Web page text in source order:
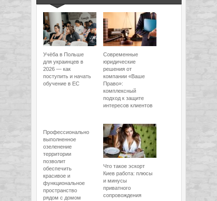
Учёба в Польше
для украинцев в
2026 — как
поступить и начать
обучение в ЕС
Современные
юридические
решения от
компании «Ваше
Право»:
комплексный
подход к защите
интересов клиентов
Профессионально
выполненное
озеленение
территории
позволит
обеспечить
красивое и
функциональное
пространство
рядом с домом
Что такое эскорт
Киев работа: плюсы
и минусы
приватного
сопровождения